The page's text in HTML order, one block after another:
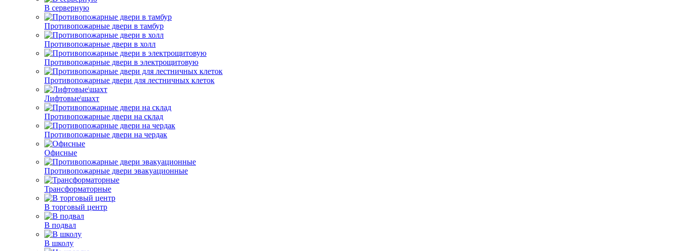
В серверную
Противопожарные двери в тамбур
Противопожарные двери в холл
Противопожарные двери в электрощитовую
Противопожарные двери для лестничных клеток
Лифтовые\шахт
Противопожарные двери на склад
Противопожарные двери на чердак
Офисные
Противопожарные двери эвакуационные
Трансформаторные
В торговый центр
В подвал
В школу